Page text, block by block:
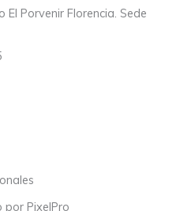
Porvenir Florencia. Sede
por PixelPro